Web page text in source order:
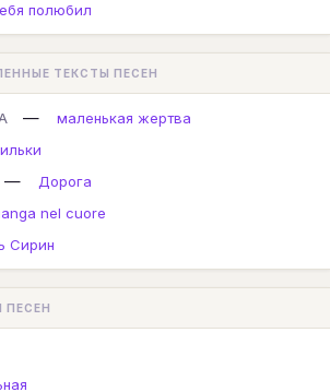
полюбил
ТЕКСТЫ ПЕСЕН
—
маленькая жертва
—
Дорога
nel cuore
Сирин
ПЕСЕН